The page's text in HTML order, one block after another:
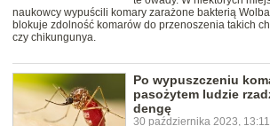
naukowcy wypuścili komary zarażone bakterią
blokuje zdolność komarów do przenoszenia takich
czy chikungunya.
Po wypuszczeniu
pasożytem ludzie
dengę
30 października 2023, 13:11